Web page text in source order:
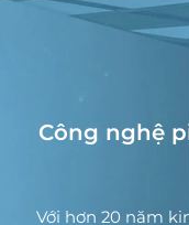
Công nghệ
Với hơn 20 năm